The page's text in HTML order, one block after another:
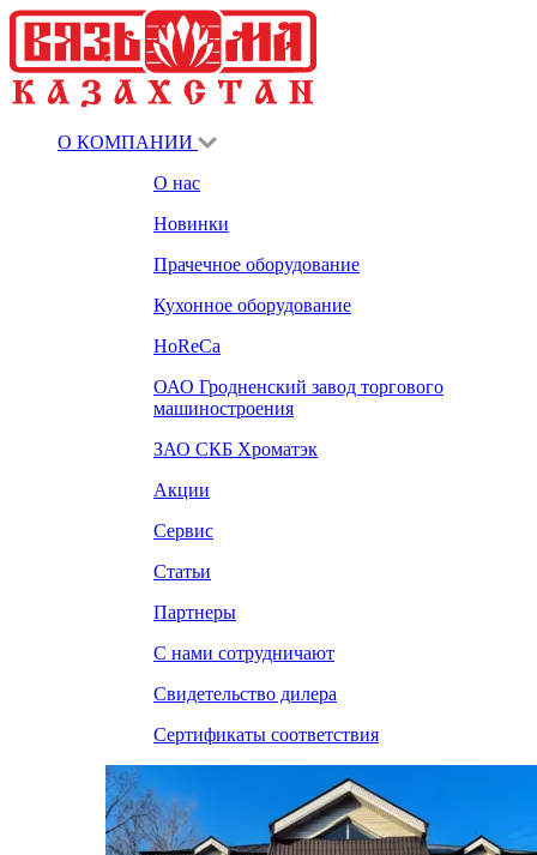
О КОМПАНИИ
О нас
Новинки
Прачечное оборудование
Кухонное оборудование
HoReCa
ОАО Гродненский завод торгового
машиностроения
ЗАО СКБ Хроматэк
Акции
Сервис
Статьи
Партнеры
С нами сотрудничают
Свидетельство дилера
Сертификаты соответствия